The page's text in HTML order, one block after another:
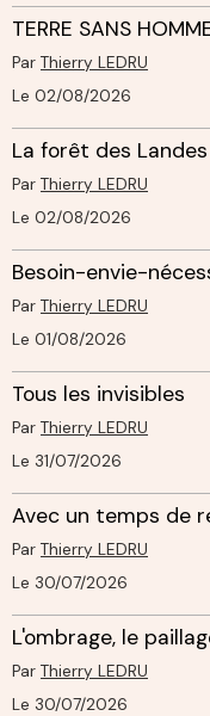
TERRE SANS
Par Thierry LEDRU
Le 02/08/2026
La forêt des Landes
Par Thierry LEDRU
Le 02/08/2026
Besoin-envie-
Par Thierry LEDRU
Le 01/08/2026
Tous les invisibles
Par Thierry LEDRU
Le 31/07/2026
Avec un temps de
Par Thierry LEDRU
Le 30/07/2026
L'ombrage, le
Par Thierry LEDRU
Le 30/07/2026